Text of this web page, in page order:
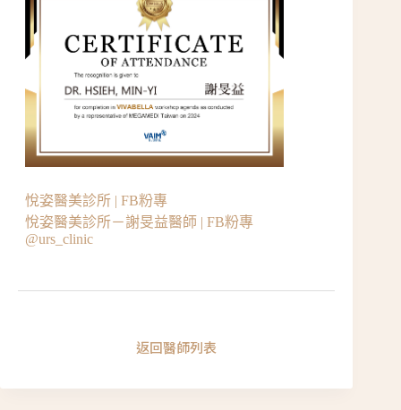
悅姿醫美診所 | FB粉專
悅姿醫美診所－謝旻益醫師 | FB粉專
@urs_clinic
返回醫師列表